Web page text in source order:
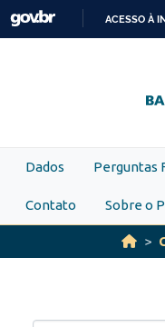
Skip to main content
ACESSO À
Dados Perguntas
Contato Sobre o